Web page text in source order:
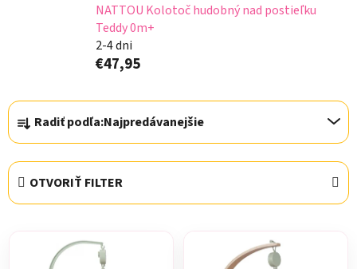
NATTOU Kolotoč hudobný nad postieľku
Teddy 0m+
2-4 dni
€47,95
R
a
d
e
n
Radiť podľa:Najpredávanejšie
OTVORIŤ FILTER